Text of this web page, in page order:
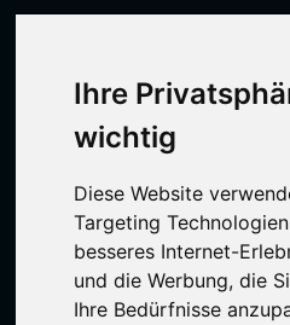
Ihre
wichtig
Diese Website
Targeting
besseres Internet-
und die Werbung, die
Ihre Bedürfnisse